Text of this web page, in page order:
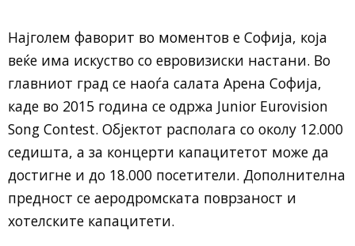
Најголем фаворит во моментов е Софија, која
веќе има искуство со евровизиски настани. Во
главниот град се наоѓа салата Арена Софија,
каде во 2015 година се одржа Junior Eurovision
Song Contest. Објектот располага со околу 12.000
седишта, а за концерти капацитетот може да
достигне и до 18.000 посетители. Дополнителна
предност се аеродромската поврзаност и
хотелските капацитети.